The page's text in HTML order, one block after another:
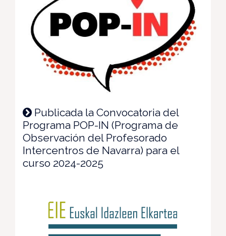
Publicada la Convocatoria del
Programa POP-IN (Programa de
Observación del Profesorado
Intercentros de Navarra) para el
curso 2024-2025